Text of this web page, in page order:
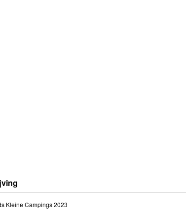
Kleine Campings 2023